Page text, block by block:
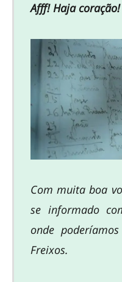
Afff! Haja coração!
Com muita boa
se informado
onde
Freixos.